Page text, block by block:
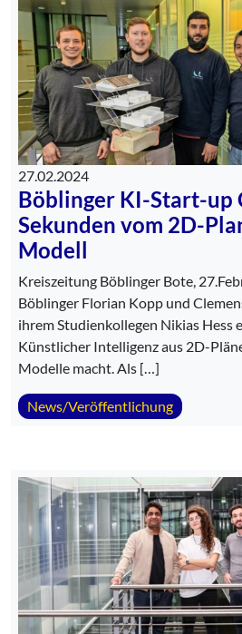
27.02.2024
Böblinger KI-Start-up
Sekunden vom 2D-
Modell
Kreiszeitung Böblinger Bote,
Böblinger Florian Kopp und
ihrem Studienkollegen Nikias Hess
Künstlicher Intelligenz aus 2D-
Modelle macht. Als […]
News/Veröffentlichung